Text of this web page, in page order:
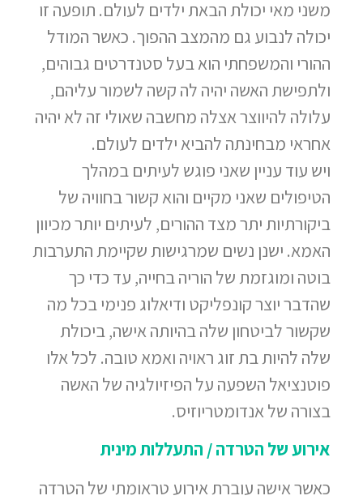
משני מאי יכולת הבאת ילדים לעולם. תופעה זו
יכולה לנבוע גם מהמצב ההפוך. כאשר המודל
ההורי והמשפחתי הוא בעל סטנדרטים גבוהים,
ולתפישת האשה יהיה לה קשה לשמור עליהם,
עלולה להיווצר אצלה מחשבה שאולי זה לא יהיה
אחראי מבחינתה להביא ילדים לעולם.
ויש עוד עניין שאני פוגש לעיתים במהלך
הטיפולים שאני מקיים והוא קשור בחוויה של
ביקורתיות יתר מצד ההורים, לעיתים יותר מכיוון
האמא. ישנן נשים שמרגישות שקיימת התערבות
בוטה ומוגזמת של הוריה בחייה, עד כדי כך
שהדבר יוצר קונפליקט ודיאלוג פנימי בכל מה
שקשור לביטחון שלה בהיותה אישה, ביכולת
שלה להיות בת זוג ראויה ואמא טובה. לכל אלו
פוטנציאל השפעה על הפיזיולגיה של האשה
בצורה של אנדומטריוזיס.
אירוע של הטרדה / התעללות מינית
כאשר אישה עוברת אירוע טראומתי של הטרדה